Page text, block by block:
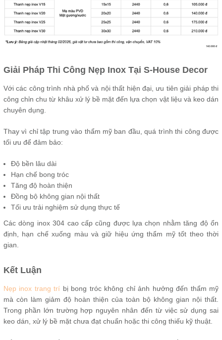
Giải Pháp Thi Công Nẹp Inox Tại S-House Decor
Với các công trình nhà phố và nội thất hiện đại, ưu tiên giải pháp thi
công chỉn chu từ khâu xử lý bề mặt đến lựa chọn vật liệu và keo dán
chuyên dụng.
Thay vì chỉ tập trung vào thẩm mỹ ban đầu, quá trình thi công được
tối ưu để đảm bảo:
Độ bền lâu dài
Hạn chế bong tróc
Tăng độ hoàn thiện
Đồng bộ không gian nội thất
Tối ưu trải nghiệm sử dụng thực tế
Các dòng inox 304 cao cấp cũng được lựa chọn nhằm tăng độ ổn
định, hạn chế xuống màu và giữ hiệu ứng thẩm mỹ tốt theo thời
gian.
Kết Luận
Nẹp inox trang trí bị bong tróc không chỉ ảnh hưởng đến thẩm mỹ
mà còn làm giảm độ hoàn thiện của toàn bộ không gian nội thất.
Trong phần lớn trường hợp nguyên nhân đến từ việc sử dụng sai
keo dán, xử lý bề mặt chưa đạt chuẩn hoặc thi công thiếu kỹ thuật.